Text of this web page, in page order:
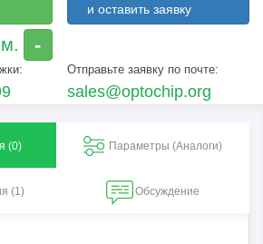
-
и оставить заявку
Отправьте заявку по почте:
sales@optochip.org
(0) Параметры (Aналоги)
(1) Обсуждение